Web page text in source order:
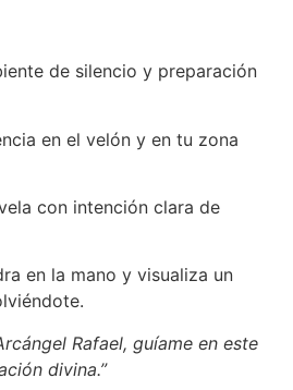
de silencio y preparación
en el velón y en tu zona
con intención clara de
en la mano y visualiza un
Rafael, guíame en este
divina.”